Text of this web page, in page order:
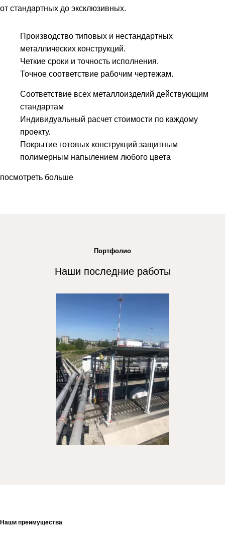
от стандартных до эксклюзивных.
Производство типовых и нестандартных
металлических конструкций.
Четкие сроки и точность исполнения.
Точное соответствие рабочим чертежам.
Соответствие всех металлоизделий действующим
стандартам
Индивидуальный расчет стоимости по каждому
проекту.
Покрытие готовых конструкций защитным
полимерным напылением любого цвета
посмотреть больше
Портфолио
Наши последние работы
Наши преимущества